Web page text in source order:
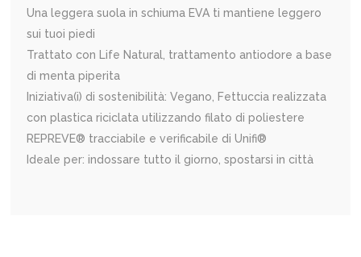
Una leggera suola in schiuma EVA ti mantiene leggero
sui tuoi piedi
Trattato con Life Natural, trattamento antiodore a base
di menta piperita
Iniziativa(i) di sostenibilità: Vegano, Fettuccia realizzata
con plastica riciclata utilizzando filato di poliestere
REPREVE® tracciabile e verificabile di Unifi®
Ideale per: indossare tutto il giorno, spostarsi in città